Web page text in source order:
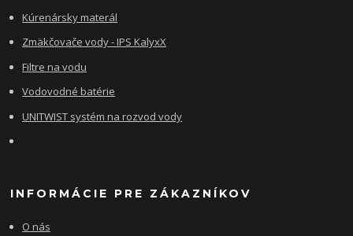
Kúrenársky materál
Zmäkčovače vody - IPS KalyxX
Filtre na vodu
Vodovodné batérie
UNITWIST systém na rozvod vody
INFORMÁCIE PRE ZÁKAZNÍKOV
O nás